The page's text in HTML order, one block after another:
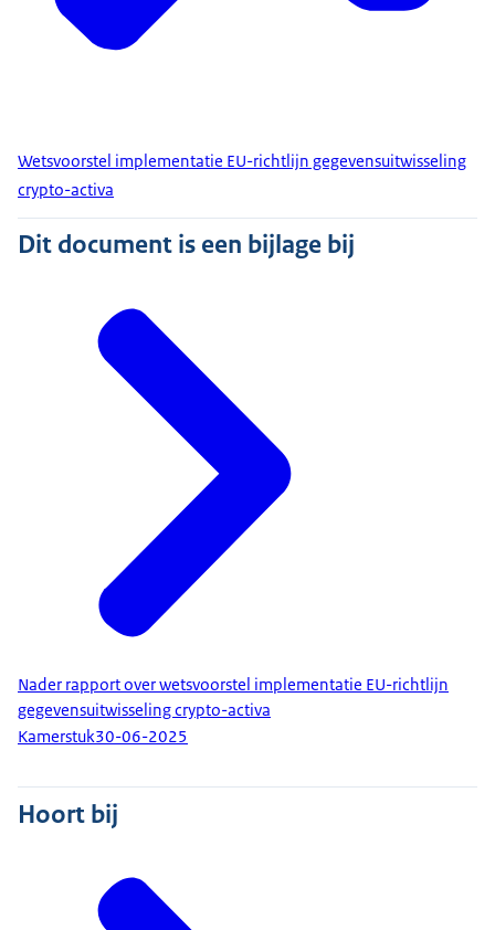
Wetsvoorstel implementatie EU-richtlijn gegevensuitwisseling
crypto-activa
Dit document is een bijlage bij
Nader rapport over wetsvoorstel implementatie EU-richtlijn
gegevensuitwisseling crypto-activa
Kamerstuk30-06-2025
Hoort bij